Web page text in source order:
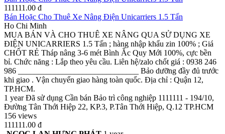
111111.00 đ
Bán Hoặc Cho Thuê Xe Nâng Điện Unicarriers 1.5 Tấn
Ho Chi Minh
MUA BÁN VÀ CHO THUÊ XE NÂNG QUA SỬ DỤNG XE
ĐIỆN UNICARRIERS 1.5 Tấn ; hàng nhập khẩu zin 100% ; Giá
CHỐT RẺ Tháp nâng 3-6 mét Bình Ắc Quy Mới 100%, cực bền
bỉ. Chức năng : Lắp theo yêu cầu. Liên hệ/zalo chốt giá : 0938 246
986 ______________________________ Bảo dưỡng đầy đủ trước
khi giao . Vận chuyển giao hàng toàn quốc. Địa chỉ : Quận 12,
TP.HCM.
1 year Đã sử dụng Cần bán Bảo trì công nghiệp 1111111 - 194/10,
Đường Tân Thới Hiệp 22, KP.3, P.Tân Thới Hiệp, Q.12 TP.HCM
156 views
111111.00 đ